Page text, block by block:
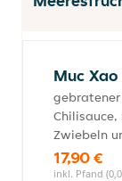
Muc
Chilisauce,
Zwiebeln
17,90 €
inkl. Pfand